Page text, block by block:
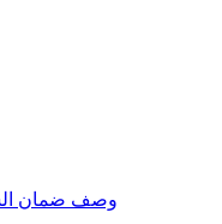
وصف ضمان